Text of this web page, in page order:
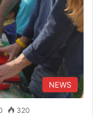
NEWS
320